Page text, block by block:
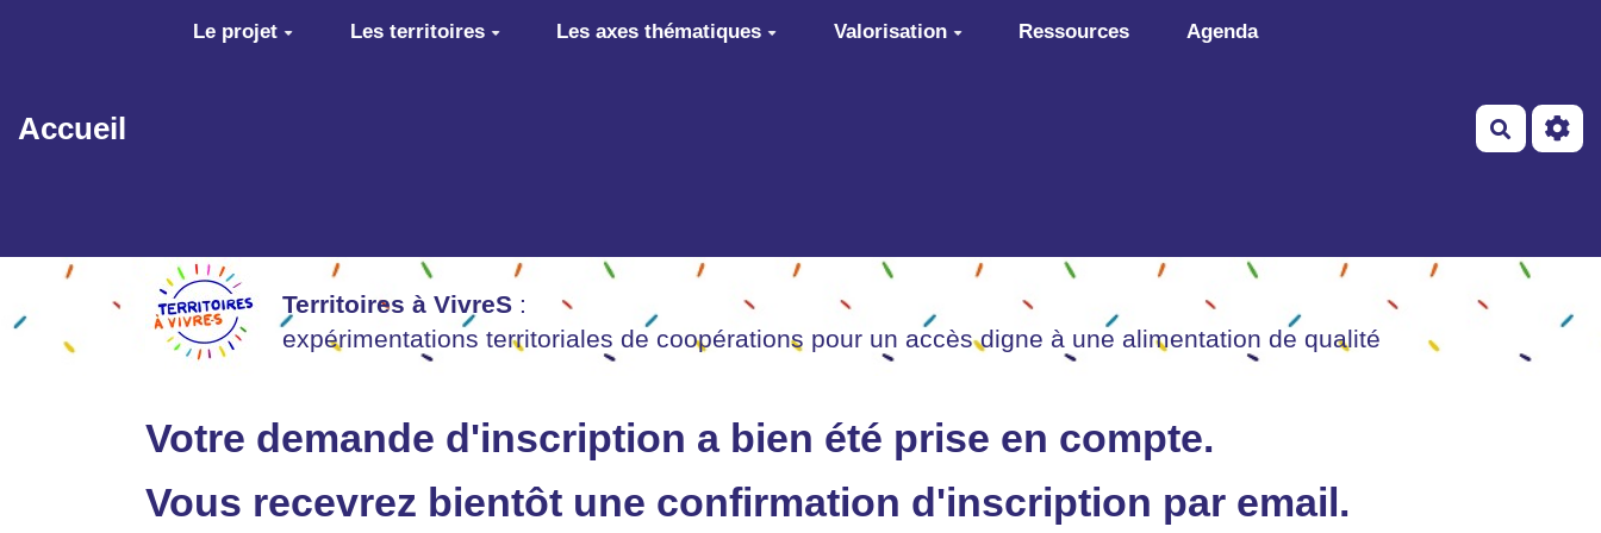
Aller au contenu principal
Accueil
Le projet Les territoires Les axes thématiques Valorisation Ressources Agenda
Territoires à VivreS :
expérimentations territoriales de coopérations pour un accès digne à une alimentation de qualité
Votre demande d'inscription a bien été prise en compte.
Vous recevrez bientôt une confirmation d'inscription par email.